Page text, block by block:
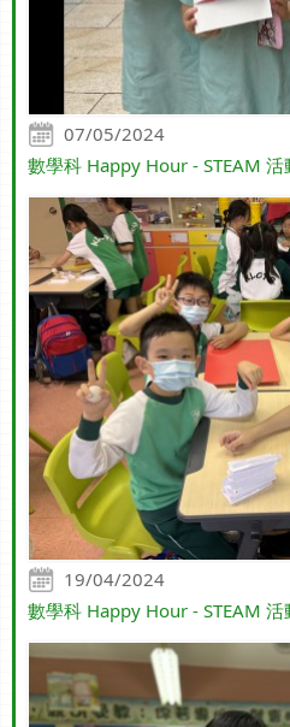
07/05/2024
數學科 Happy Hour - STEAM
19/04/2024
數學科 Happy Hour - STEAM